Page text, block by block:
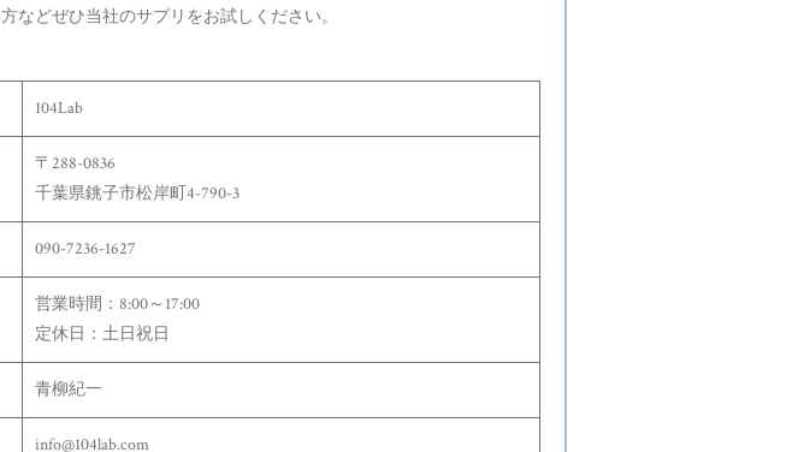
方などぜひ当社のサプリをお試しください。
104Lab
〒288-0836
千葉県銚子市松岸町4-790-3
090-7236-1627
営業時間：8:00～17:00
定休日：土日祝日
青柳紀一
info@104lab.com